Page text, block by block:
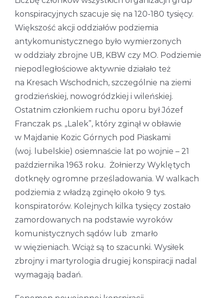
konspiracyjnych szacuje się na 120-180 tysięcy.
Większość akcji oddziałów podziemia
antykomunistycznego było wymierzonych
w oddziały zbrojne UB, KBW czy MO. Podziemie
niepodległościowe aktywnie działało też
na Kresach Wschodnich, szczególnie na ziemi
grodzieńskiej, nowogródzkiej i wileńskiej.
Ostatnim członkiem ruchu oporu był Józef
Franczak ps. „Lalek”, który zginął w obławie
w Majdanie Kozic Górnych pod Piaskami
(woj. lubelskie) osiemnaście lat po wojnie – 21
października 1963 roku. Żołnierzy Wyklętych
dotknęły ogromne prześladowania. W walkach
podziemia z władzą zginęło około 9 tys.
konspiratorów. Kolejnych kilka tysięcy zostało
zamordowanych na podstawie wyroków
komunistycznych sądów lub zmarło
w więzieniach. Wciąż są to szacunki. Wysiłek
zbrojny i martyrologia drugiej konspiracji nadal
wymagają badań.